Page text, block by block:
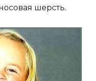
шерсть.